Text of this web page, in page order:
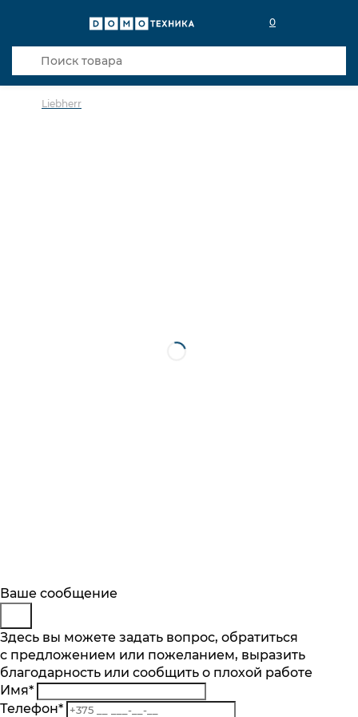
0
Liebherr
Покупка в 1 клик
Имя*
E-mail*
Телефон*
Комментарий
Описание
Отзывы
Основные характеристики
Макс. количество бутылок об. 0,75 л.
51
Количество температурных зон шт.
Будьте в курсе
Подпишитесь на последние обновления
и узнавайте о новинках и специальных
предложениях первыми
Подписаться
Заказ обратного звонка
Представьтесь
Телефон*
Комментарий
Ваше сообщение
Здесь вы можете задать вопрос, обратиться
с предложением или пожеланием, выразить
благодарность или сообщить о плохой работе
Имя*
Телефон*